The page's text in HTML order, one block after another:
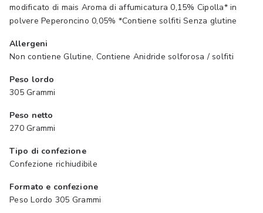
modificato di mais Aroma di affumicatura 0,15% Cipolla* in
polvere Peperoncino 0,05% *Contiene solfiti Senza glutine
Allergeni
Non contiene Glutine, Contiene Anidride solforosa / solfiti
Peso lordo
305 Grammi
Peso netto
270 Grammi
Tipo di confezione
Confezione richiudibile
Formato e confezione
Peso Lordo 305 Grammi